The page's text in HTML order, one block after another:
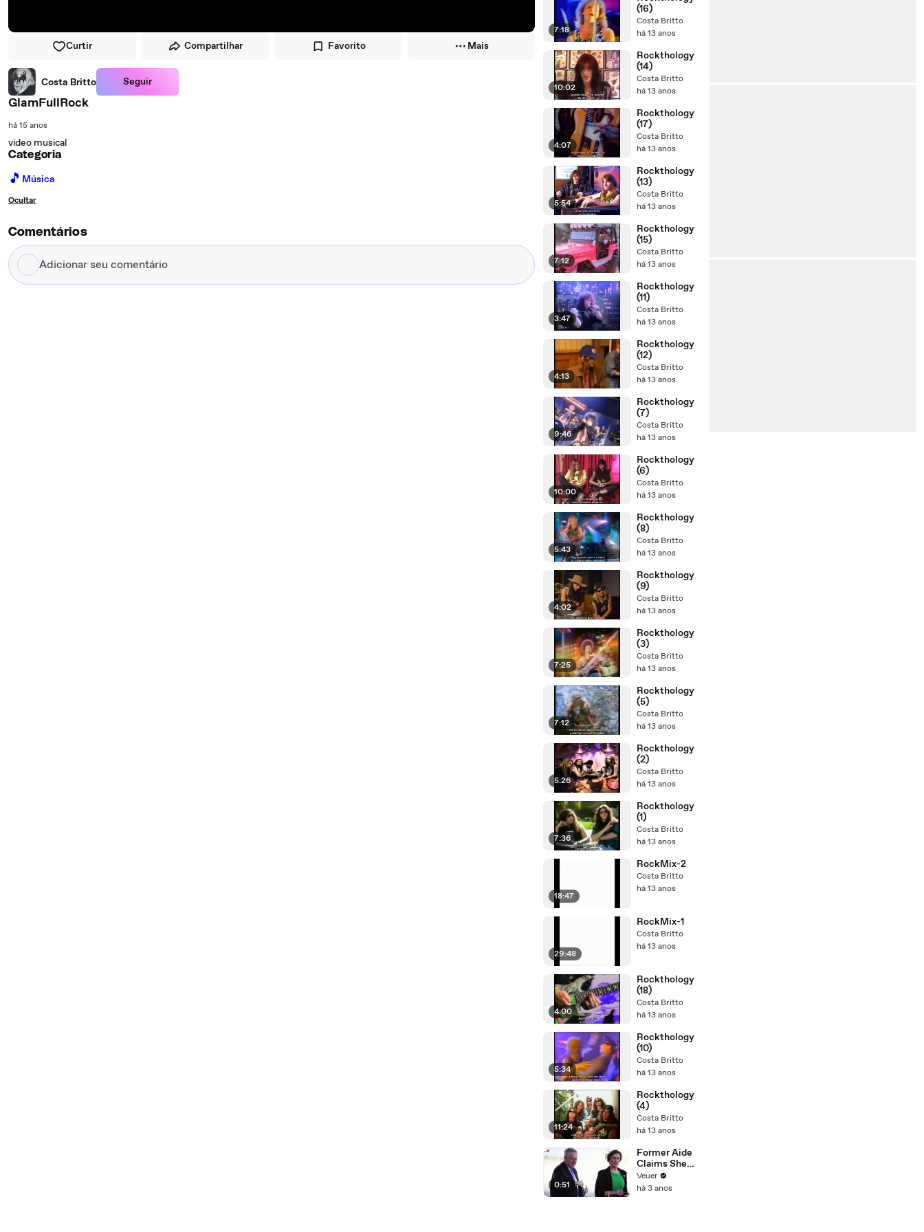
Curtir Compartilhar Favorito Mais
Costa Britto Seguir
GlamFullRock
há 15 anos
video musical
Categoria
🎵 Música
Ocultar
Comentários
Adicionar
seu
7:18
(16)
Costa Britto
há 13 anos
10:02
Rockthology
(14)
Costa Britto
há 13 anos
4:07
Rockthology
(17)
Costa Britto
há 13 anos
5:54
Rockthology
(13)
Costa Britto
há 13 anos
7:12
Rockthology
(15)
Costa Britto
há 13 anos
3:47
Rockthology
(11)
Costa Britto
há 13 anos
4:13
Rockthology
(12)
Costa Britto
há 13 anos
9:46
Rockthology
(7)
Costa Britto
há 13 anos
10:00
Rockthology
(6)
Costa Britto
há 13 anos
5:43
Rockthology
(8)
Costa Britto
há 13 anos
4:02
Rockthology
(9)
Costa Britto
há 13 anos
7:25
Rockthology
(3)
Costa Britto
há 13 anos
7:12
Rockthology
(5)
Costa Britto
há 13 anos
5:26
Rockthology
(2)
Costa Britto
há 13 anos
7:36
Rockthology
(1)
Costa Britto
há 13 anos
18:47
RockMix-2
Costa Britto
há 13 anos
29:48
RockMix-1
Costa Britto
há 13 anos
4:00
Rockthology
(18)
Costa Britto
há 13 anos
5:34
Rockthology
(10)
Costa Britto
há 13 anos
11:24
Rockthology
(4)
Costa Britto
há 13 anos
0:51
Former Aide
Claims She
Was Asked to
Make a ‘Hit
Veuer
há 3 anos